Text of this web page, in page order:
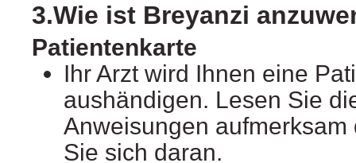
3.Wie ist Breyanzi
Patientenkarte
Ihr Arzt wird Ihnen eine
aushändigen. Lesen Sie
Anweisungen
Sie sich daran.